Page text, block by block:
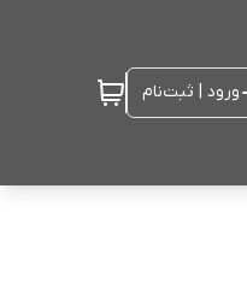
ورود | ثبت‌نام